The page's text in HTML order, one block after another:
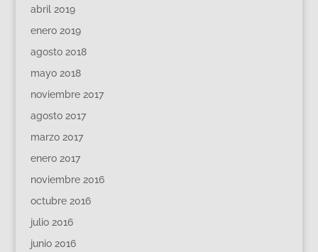
abril 2019
enero 2019
agosto 2018
mayo 2018
noviembre 2017
agosto 2017
marzo 2017
enero 2017
noviembre 2016
octubre 2016
julio 2016
junio 2016